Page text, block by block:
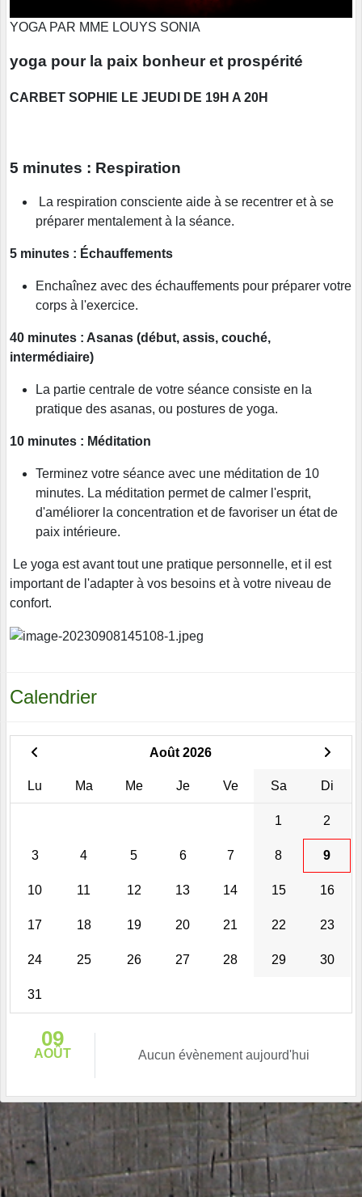
YOGA PAR MME LOUYS SONIA
yoga pour la paix bonheur et prospérité
CARBET SOPHIE LE JEUDI DE 19H A 20H
5 minutes : Respiration
La respiration consciente aide à se recentrer et à se
préparer mentalement à la séance.
5 minutes : Échauffements
Enchaînez avec des échauffements pour préparer votre
corps à l'exercice.
40 minutes : Asanas (début, assis, couché,
intermédiaire)
La partie centrale de votre séance consiste en la
pratique des asanas, ou postures de yoga.
10 minutes : Méditation
Terminez votre séance avec une méditation de 10
minutes. La méditation permet de calmer l'esprit,
d'améliorer la concentration et de favoriser un état de
paix intérieure.
Le yoga est avant tout une pratique personnelle, et il est
important de l'adapter à vos besoins et à votre niveau de
confort.
Calendrier
Août 2026
Lu Ma Me Je Ve Sa Di
1 2
3 4 5 6 7 8 9
10 11 12 13 14 15 16
17 18 19 20 21 22 23
24 25 26 27 28 29 30
31
09
AOÛT Aucun évènement aujourd'hui